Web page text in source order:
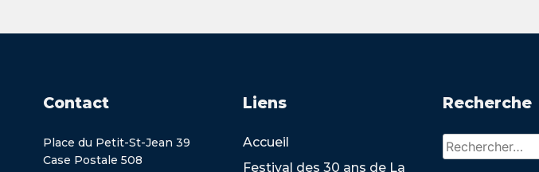
Contact
Place du Petit-St-Jean 39
Case Postale 508
Liens
Accueil
Festival des 30 ans de La
Recherche
Rechercher :